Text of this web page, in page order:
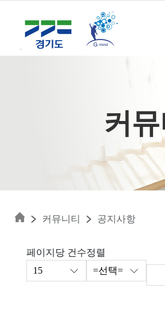
커
커뮤니티 공지사항
페이지당 건수정렬